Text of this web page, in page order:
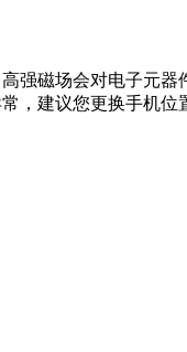
强磁场会对电子元器
，建议您更换手机位